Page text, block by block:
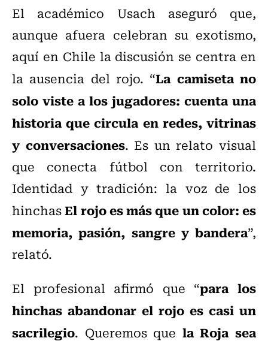
El académico Usach aseguró que,
aunque afuera celebran su exotismo,
aquí en Chile la discusión se centra en
la ausencia del rojo. “La camiseta no
solo viste a los jugadores: cuenta una
historia que circula en redes, vitrinas
y conversaciones. Es un relato visual
que conecta fútbol con territorio.
Identidad y tradición: la voz de los
hinchasEl rojo es más que un color: es
memoria, pasión, sangre y bandera”,
relató.
El profesional afirmó que “para los
hinchas abandonar el rojo es casi un
sacrilegio. Queremos que la Roja sea